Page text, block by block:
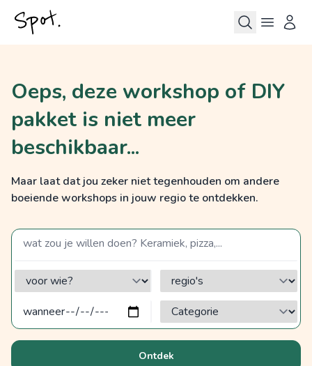
Oeps, deze workshop of DIY
pakket is niet meer
beschikbaar...
Maar laat dat jou zeker niet tegenhouden om andere
boeiende workshops in jouw regio te ontdekken.
zoek op een term
voor wie? regio's
Categorie?
Ontdek